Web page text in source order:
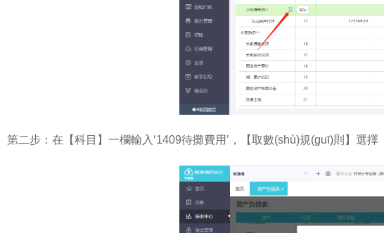
第二步：在【科目】一欄輸入‘1409待攤費用’，【取數(shù)規(guī)則】選擇